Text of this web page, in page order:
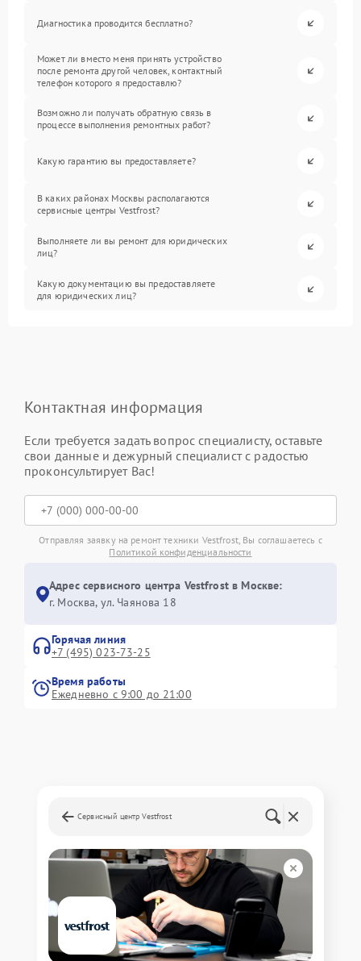
Диагностика проводится бесплатно?
Может ли вместо меня принять устройство
после ремонта другой человек, контактный
телефон которого я предоставлю?
Возможно ли получать обратную связь в
процессе выполнения ремонтных работ?
Какую гарантию вы предоставляете?
В каких районах Москвы располагаются
сервисные центры Vestfrost?
Выполняете ли вы ремонт для юридических
лиц?
Какую документацию вы предоставляете
для юридических лиц?
Контактная информация
Если требуется задать вопрос специалисту, оставьте
свои данные и дежурный специалист с радостью
проконсультирует Вас!
Отправляя заявку на ремонт техники Vestfrost, Вы соглашаетесь с
Политикой конфиденциальности
Адрес сервисного центра Vestfrost в Москве:
г. Москва, ул. Чаянова 18
Горячая линия
+7 (495) 023-73-25
Время работы
Ежедневно с 9:00 до 21:00
Сервисный центр Vestfrost